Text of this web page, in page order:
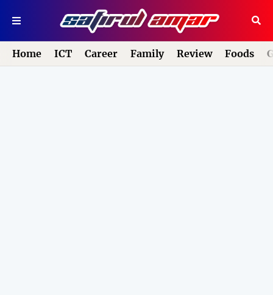
Home ICT Career Family Review Foods